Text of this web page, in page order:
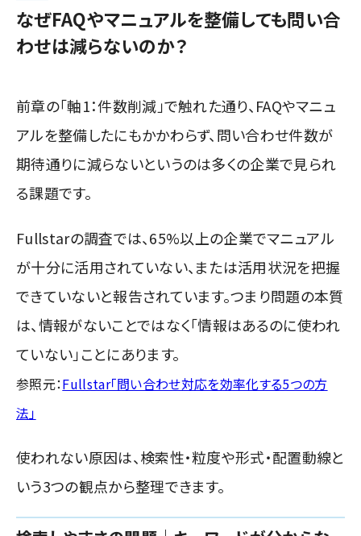
なぜFAQやマニュアルを整備しても問い合
わせは減らないのか？
前章の「軸1：件数削減」で触れた通り、FAQやマニュ
アルを整備したにもかかわらず、問い合わせ件数が
期待通りに減らないというのは多くの企業で見られ
る課題です。
Fullstarの調査では、65%以上の企業でマニュアル
が十分に活用されていない、または活用状況を把握
できていないと報告されています。つまり問題の本質
は、情報がないことではなく「情報はあるのに使われ
ていない」ことにあります。
参照元：Fullstar「問い合わせ対応を効率化する5つの方
法」
使われない原因は、検索性・粒度や形式・配置動線と
いう3つの観点から整理できます。